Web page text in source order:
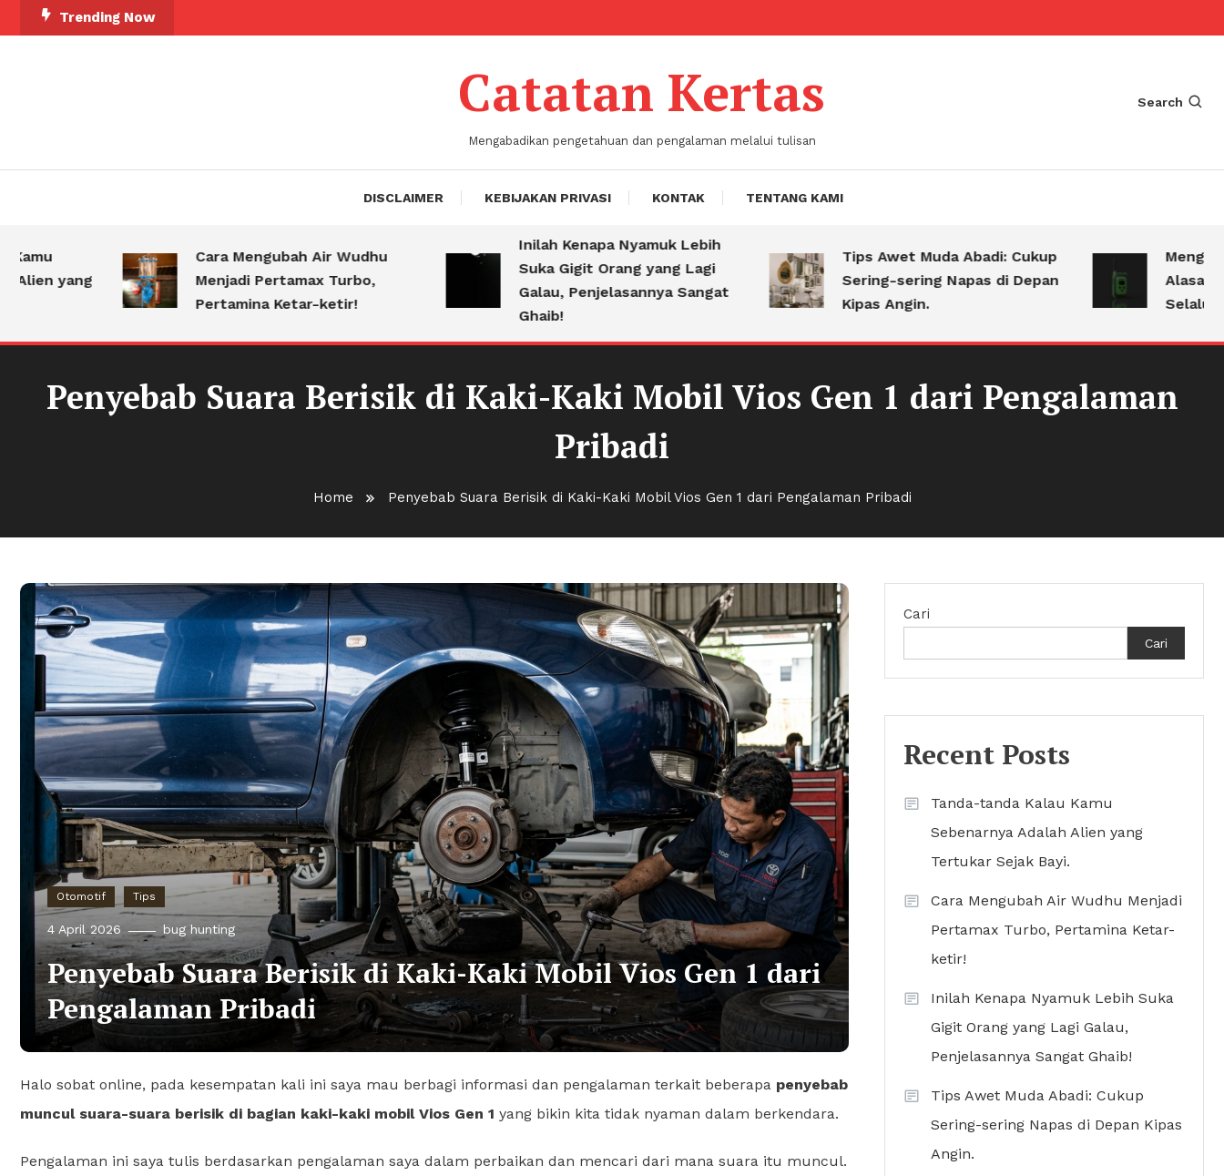
To
Trending Now
Catatan Kertas
Mengabadikan pengetahuan dan pengalaman melalui tulisan
Search
DISCLAIMER KEBIJAKAN PRIVASI KONTAK TENTANG KAMI
yang
Cara Mengubah Air Wudhu
Menjadi Pertamax Turbo,
Pertamina Ketar-ketir!
Inilah Kenapa Nyamuk Lebih
Suka Gigit Orang yang Lagi
Galau, Penjelasannya Sangat
Ghaib!
Tips Awet Muda Abadi: Cukup
Sering-sering Napas di Depan
Kipas Angin.
Alasan
Selalu Bawa
Penyebab Suara Berisik di Kaki-Kaki Mobil Vios Gen 1 dari Pengalaman
Pribadi
Home Penyebab Suara Berisik di Kaki-Kaki Mobil Vios Gen 1 dari Pengalaman Pribadi
Otomotif Tips
4 April 2026 bug hunting
Penyebab Suara Berisik di Kaki-Kaki Mobil Vios Gen 1 dari
Pengalaman Pribadi
Halo sobat online, pada kesempatan kali ini saya mau berbagi informasi dan pengalaman terkait beberapa penyebab
muncul suara-suara berisik di bagian kaki-kaki mobil Vios Gen 1 yang bikin kita tidak nyaman dalam berkendara.
Pengalaman ini saya tulis berdasarkan pengalaman saya dalam perbaikan dan mencari dari mana suara itu muncul.
Cari
Cari
Recent Posts
Tanda-tanda Kalau Kamu
Sebenarnya Adalah Alien yang
Tertukar Sejak Bayi.
Cara Mengubah Air Wudhu Menjadi
Pertamax Turbo, Pertamina Ketar-
ketir!
Inilah Kenapa Nyamuk Lebih Suka
Gigit Orang yang Lagi Galau,
Penjelasannya Sangat Ghaib!
Tips Awet Muda Abadi: Cukup
Sering-sering Napas di Depan Kipas
Angin.